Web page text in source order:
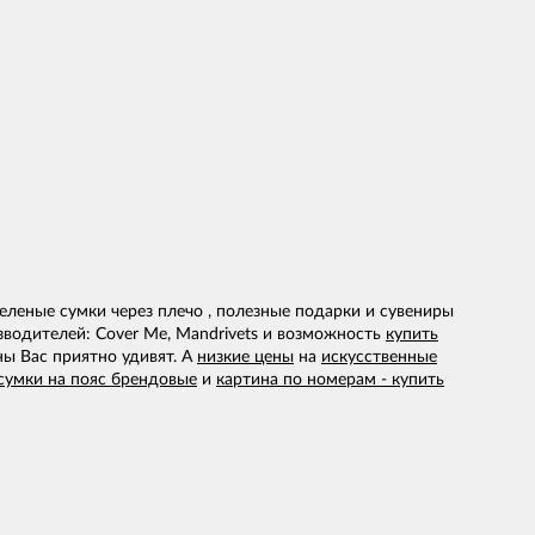
сумки через плечо , полезные подарки и сувениры
Cover Me, Mandrivets и возможность купить
Вас приятно удивят. А низкие цены на искусственные
на пояс брендовые и картина по номерам - купить